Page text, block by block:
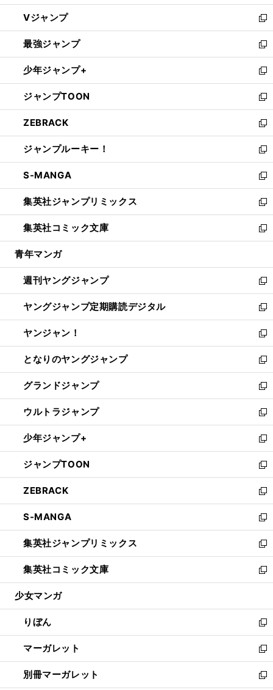
ウ
ィ
ン
ド
ウ
で
開
く
し
い
ウ
ィ
ン
ド
ウ
で
開
く
Vジャンプ
新
し
い
ウ
ィ
ン
ド
ウ
で
開
く
最強ジャンプ
新
し
い
ウ
ィ
ン
ド
ウ
で
開
く
少年ジャンプ+
新
し
い
ウ
ィ
ン
ド
ウ
で
開
く
ジャンプTOON
新
し
い
ウ
ィ
ン
ド
ウ
で
開
く
ZEBRACK
新
し
い
ウ
ィ
ン
ド
ウ
で
開
ジャンプルーキー！
新
し
い
ウ
ィ
ン
ド
ウ
開
く
S-MANGA
新
し
い
ウ
ィ
ン
ウ
で
開
く
集英社ジャンプリミックス
新
し
い
ウ
ン
ド
ウ
で
開
く
集英社コミック文庫
新
し
ウ
ィ
ン
ド
ウ
で
開
く
青年マンガ
週刊ヤングジャンプ
新
し
い
ウ
ィ
ン
ド
ウ
で
開
く
ヤングジャンプ定期購読デジタル
新
し
い
ウ
ィ
ン
ド
ウ
で
開
く
ヤンジャン！
新
し
い
ウ
ィ
ン
ド
ウ
で
開
く
となりのヤングジャンプ
新
し
い
ウ
ィ
ン
ド
ウ
で
開
く
グランドジャンプ
新
し
い
ウ
ィ
ン
ド
ウ
で
開
く
ウルトラジャンプ
新
し
い
ウ
ィ
ン
ド
ウ
で
開
く
少年ジャンプ+
新
し
い
ウ
ィ
ン
ド
ウ
で
開
く
ジャンプTOON
新
し
い
ウ
ィ
ン
ド
ウ
で
開
ZEBRACK
新
し
い
ウ
ィ
ン
ド
ウ
開
く
S-MANGA
新
し
い
ウ
ィ
ン
ウ
で
開
く
集英社ジャンプリミックス
新
し
い
ウ
ン
ド
ウ
で
開
く
集英社コミック文庫
新
し
ウ
ィ
ン
ド
ウ
で
開
少女マンガ
りぼん
新
し
い
ウ
ィ
マーガレット
新
し
い
別冊マーガレット
新